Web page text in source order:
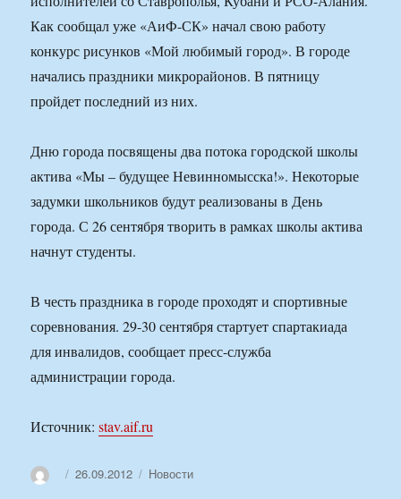
Как сообщал уже «АиФ-СК» начал свою работу
конкурс рисунков «Мой любимый город». В городе
начались праздники микрорайонов. В пятницу
пройдет последний из них.
Дню города посвящены два потока городской школы
актива «Мы – будущее Невинномысска!». Некоторые
задумки школьников будут реализованы в День
города. С 26 сентября творить в рамках школы актива
начнут студенты.
В честь праздника в городе проходят и спортивные
соревнования. 29-30 сентября стартует спартакиада
для инвалидов, сообщает пресс-служба
администрации города.
Источник:stav.aif.ru
АвторОпубликовано
26.09.2012 Рубрики
Новости